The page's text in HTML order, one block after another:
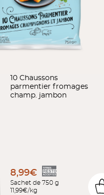
10 Chaussons
parmentier fromages
champ. jambon
8,99€
Sachet de 750 g
11,99€/kg
0